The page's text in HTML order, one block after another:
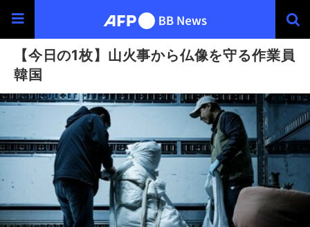
【今日の1枚】山火事から仏像を守る作業員
韓国